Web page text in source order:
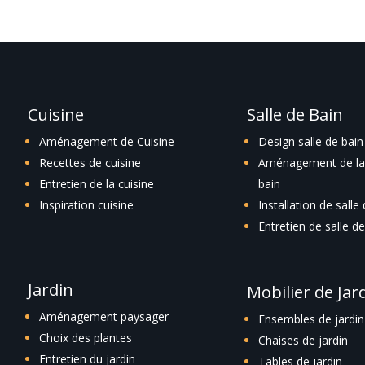
Cuisine
Aménagement de Cuisine
Recettes de cuisine
Entretien de la cuisine
Inspiration cuisine
Jardin
Aménagement paysager
Choix des plantes
Entretien du jardin
Salle de Bain
Design salle de bain
Aménagement de
bain
Installation de salle
Entretien de salle
Mobilier de
Ensembles de jardin
Chaises de jardin
Tables de jardin